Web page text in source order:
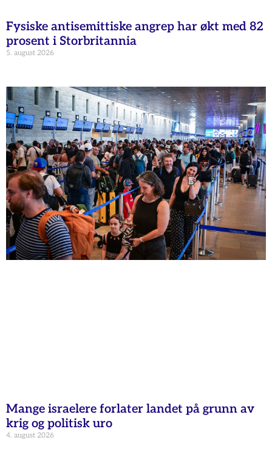
Fysiske antisemittiske angrep har økt med 82
prosent i Storbritannia
5. august 2026
Mange israelere forlater landet på grunn av
krig og politisk uro
4. august 2026